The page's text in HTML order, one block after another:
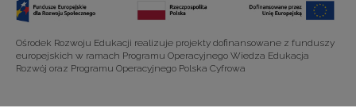
Ośrodek Rozwoju Edukacji realizuje projekty dofinansowane z funduszy
europejskich w ramach Programu Operacyjnego Wiedza Edukacja
Rozwój oraz Programu Operacyjnego Polska Cyfrowa